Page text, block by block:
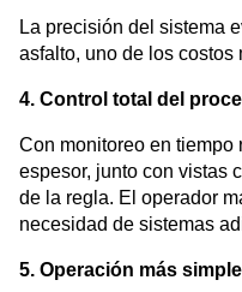
La precisión del sistema
asfalto, uno de los costos
4. Control total del
Con monitoreo en tiempo
espesor, junto con vistas
de la regla. El operador
necesidad de sistemas
5. Operación más